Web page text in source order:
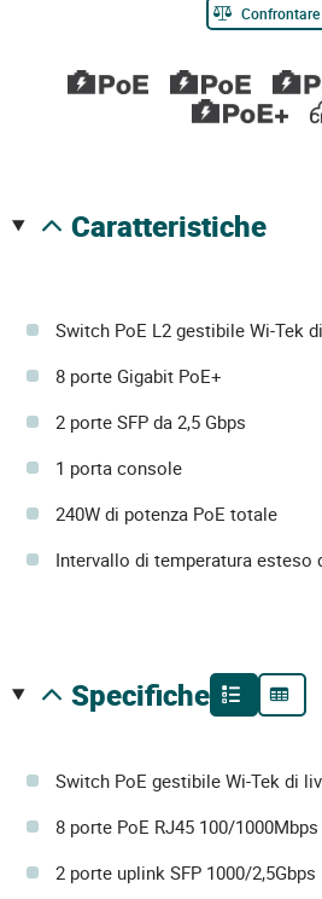
Confrontare
caratteristiche
Switch PoE L2 gestibile Wi-Tek
8 porte Gigabit PoE+
2 porte SFP da 2,5 Gbps
1 porta console
240W di potenza PoE totale
Intervallo di temperatura esteso
specifiche
Switch PoE gestibile Wi-Tek di
8 porte PoE RJ45 100/1000Mbps
2 porte uplink SFP 1000/2,5Gbps